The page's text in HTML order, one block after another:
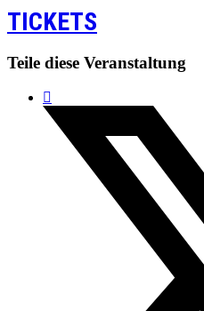
TICKETS
Teile diese Veranstaltung